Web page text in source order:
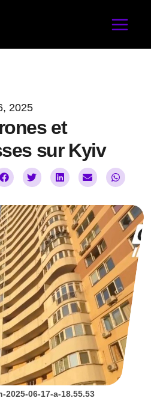
2025
et
sur Kyiv
2025-06-17-a-18.55.53